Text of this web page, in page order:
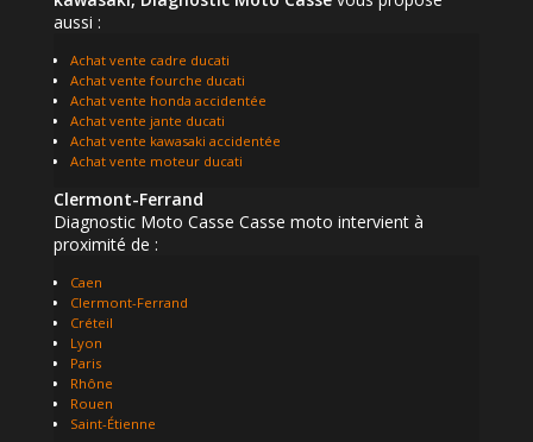
aussi :
Achat vente cadre ducati
Achat vente fourche ducati
Achat vente honda accidentée
Achat vente jante ducati
Achat vente kawasaki accidentée
Achat vente moteur ducati
Clermont-Ferrand
Diagnostic Moto Casse Casse moto intervient à
proximité de :
Caen
Clermont-Ferrand
Créteil
Lyon
Paris
Rhône
Rouen
Saint-Étienne